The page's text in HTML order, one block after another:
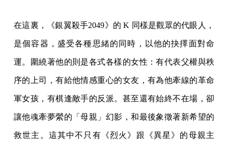
在這裏，《銀翼殺手2049》的 K 同樣是觀眾的代眼人，
是個容器，盛受各種思緒的同時，以他的抉擇面對命
運。圍繞著他的則是各式各樣的女性：有代表父權與秩
序的上司，有給他情感重心的女友，有為他牽線的革命
軍女孩，有棋逢敵手的反派。甚至還有始終不在場，卻
讓他魂牽夢縈的「母親」幻影，和最後象徵著新希望的
救世主。這其中不只有《烈火》跟《異星》的母親主